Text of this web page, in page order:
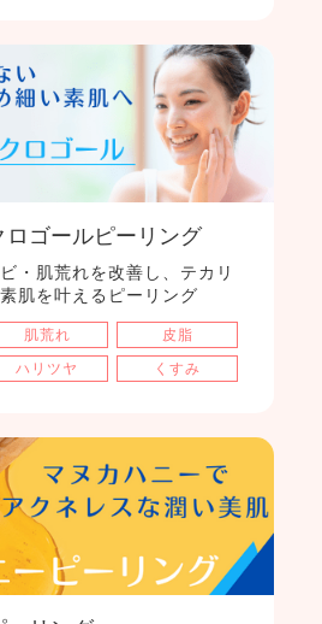
ロゴールピーリング
・肌荒れを改善し、テカリ
肌を叶えるピーリング
肌荒れ
皮脂
ハリツヤ くすみ